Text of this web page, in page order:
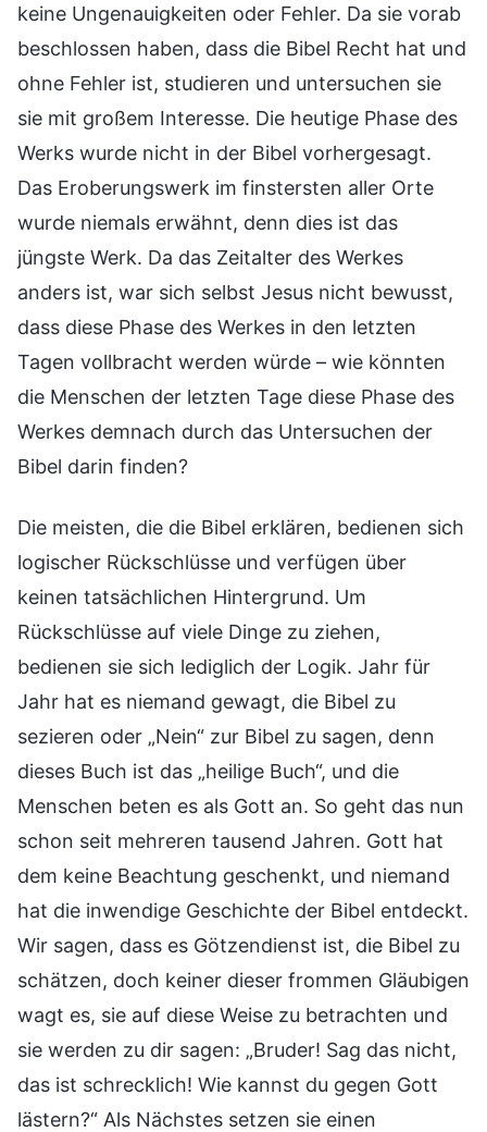
keine Ungenauigkeiten oder Fehler. Da sie vorab
beschlossen haben, dass die Bibel Recht hat und
ohne Fehler ist, studieren und untersuchen sie
sie mit großem Interesse. Die heutige Phase des
Werks wurde nicht in der Bibel vorhergesagt.
Das Eroberungswerk im finstersten aller Orte
wurde niemals erwähnt, denn dies ist das
jüngste Werk. Da das Zeitalter des Werkes
anders ist, war sich selbst Jesus nicht bewusst,
dass diese Phase des Werkes in den letzten
Tagen vollbracht werden würde – wie könnten
die Menschen der letzten Tage diese Phase des
Werkes demnach durch das Untersuchen der
Bibel darin finden?
Die meisten, die die Bibel erklären, bedienen sich
logischer Rückschlüsse und verfügen über
keinen tatsächlichen Hintergrund. Um
Rückschlüsse auf viele Dinge zu ziehen,
bedienen sie sich lediglich der Logik. Jahr für
Jahr hat es niemand gewagt, die Bibel zu
sezieren oder „Nein“ zur Bibel zu sagen, denn
dieses Buch ist das „heilige Buch“, und die
Menschen beten es als Gott an. So geht das nun
schon seit mehreren tausend Jahren. Gott hat
dem keine Beachtung geschenkt, und niemand
hat die inwendige Geschichte der Bibel entdeckt.
Wir sagen, dass es Götzendienst ist, die Bibel zu
schätzen, doch keiner dieser frommen Gläubigen
wagt es, sie auf diese Weise zu betrachten und
sie werden zu dir sagen: „Bruder! Sag das nicht,
das ist schrecklich! Wie kannst du gegen Gott
lästern?“ Als Nächstes setzen sie einen